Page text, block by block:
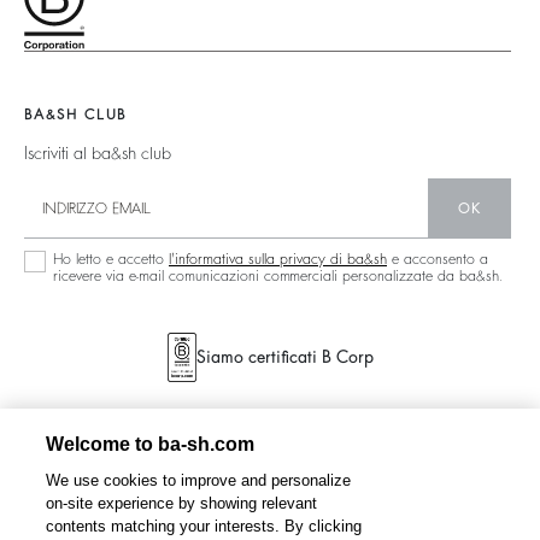
Borse Teddy
Partner
Circolarità
Collezione Sostenibile
Nuova Collezione
BA&SH CLUB
Iscriviti al ba&sh club
OK
Ho letto e accetto l'informativa sulla privacy di ba&sh e acconsento a
ricevere via e-mail comunicazioni commerciali personalizzate da ba&sh.
Siamo certificati B Corp
Welcome to ba-sh.com
We use cookies to improve and personalize
on-site experience by showing relevant
contents matching your interests. By clicking